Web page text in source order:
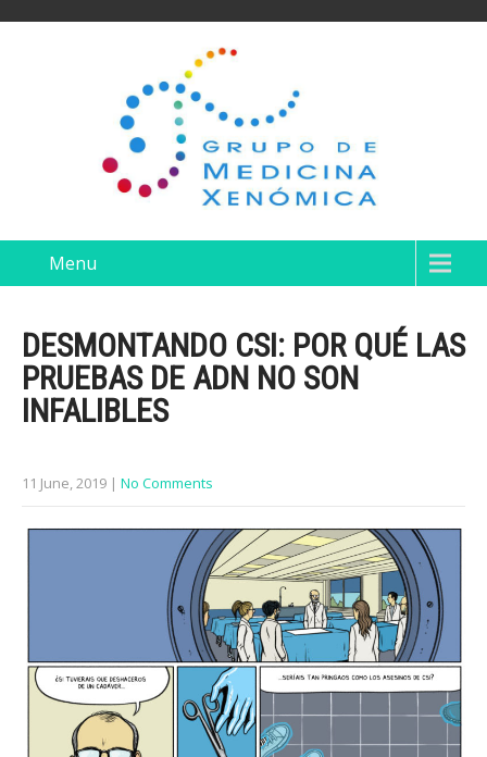
Menu
DESMONTANDO CSI: POR QUÉ LAS
PRUEBAS DE ADN NO SON
INFALIBLES
11 June, 2019 | No Comments